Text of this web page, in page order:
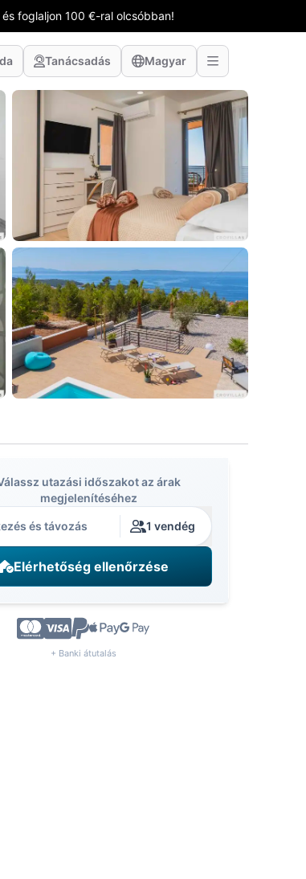
foglaljon 100 €-ral olcsóbban!
Tanácsadás Magyar
utazási időszakot az árak
megjelenítéséhez
és távozás 1 vendég
Elérhetőség ellenőrzése
+ Banki átutalás